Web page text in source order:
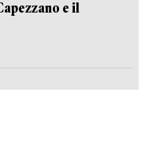
e il